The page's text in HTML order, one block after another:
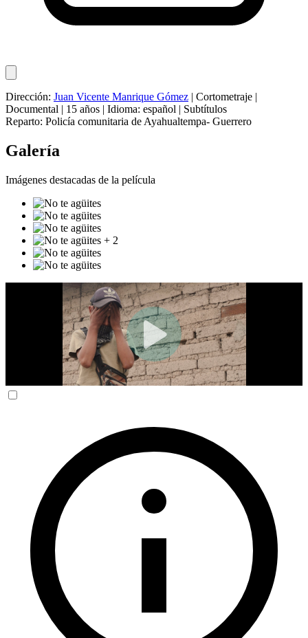
Dirección: Juan Vicente Manrique Gómez | Cortometraje |
Documental | 15 años | Idioma: español | Subtítulos
Reparto: Policía comunitaria de Ayahualtempa- Guerrero
Galería
Imágenes destacadas de la película
+ 2